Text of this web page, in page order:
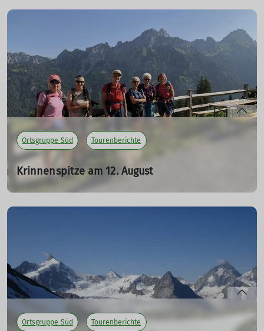
Ortsgruppe Süd Tourenberichte
Krinnenspitze am 12. August
19.08.2025
Sieben Wanderinnen und Ronny, unser Pfotenmann,
mehr erfahren
Ortsgruppe Süd Tourenberichte